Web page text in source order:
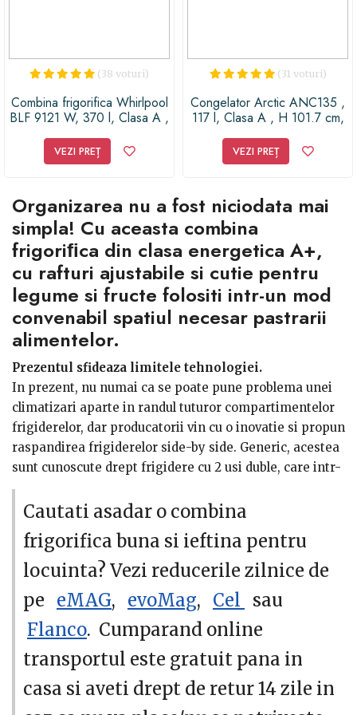
(38 voturi)
Combina frigorifica Whirlpool
BLF 9121 W, 370 l, Clasa A ,
VEZI PREȚ
(31 voturi)
Congelator Arctic ANC135 ,
117 l, Clasa A , H 101.7 cm,
VEZI PREȚ
Organizarea nu a fost niciodata mai
simpla! Cu aceasta combina
frigoriﬁca din clasa energetica A+,
cu rafturi ajustabile si cutie pentru
legume si fructe folositi intr-un mod
convenabil spatiul necesar pastrarii
alimentelor.
Prezentul sfideaza limitele tehnologiei.
In prezent, nu numai ca se poate pune problema unei
climatizari aparte in randul tuturor compartimentelor
frigiderelor, dar producatorii vin cu o inovatie si propun
raspandirea frigiderelor side-by side. Generic, acestea
sunt cunoscute drept frigidere cu 2 usi duble, care intr-
un palier depoziteaza o mare cantiate de mancare,
prezentand o dimensiune extinsa, in cealalta parte
avantaje prezinta frigiderele side-by side? Desi
imaginatia ne face sa ne gandim la un spatiu deosebit
rezuma la o pliabilitate extinsa, lucru care cere conditii
minime de depozitare in randul sau. Tehnologia NO
FROST sau prezenta dozatorului de apa in instalatie de
racire... Ori de cate ori deschidem frigiderul, la nivel
aerian se petrec anumite activitati distincte de ordin
termic. Dozatorul de apa, are grija de formarea
Cautati asadar o combina
frigorifica buna si ieftina pentru
locuinta? Vezi reducerile zilnice de
pe eMAG, evoMag, Cel
sau
Flanco. Cumparand online
transportul este gratuit pana in
casa si aveti drept de retur 14 zile in